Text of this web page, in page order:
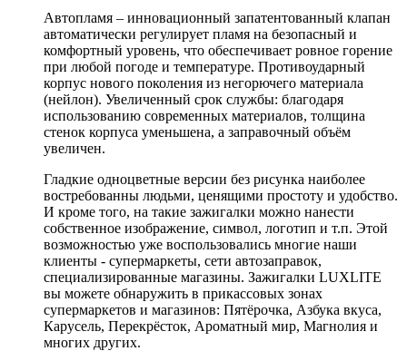
Автопламя – инновационный запатентованный клапан
автоматически регулирует пламя на безопасный и
комфортный уровень, что обеспечивает ровное горение
при любой погоде и температуре. Противоударный
корпус нового поколения из негорючего материала
(нейлон). Увеличенный срок службы: благодаря
использованию современных материалов, толщина
стенок корпуса уменьшена, а заправочный объём
увеличен.
Гладкие одноцветные версии без рисунка наиболее
востребованны людьми, ценящими простоту и удобство.
И кроме того, на такие зажигалки можно нанести
собственное изображение, символ, логотип и т.п. Этой
возможностью уже воспользовались многие наши
клиенты - супермаркеты, сети автозаправок,
специализированные магазины. Зажигалки LUXLITE
вы можете обнаружить в прикассовых зонах
супермаркетов и магазинов: Пятёрочка, Азбука вкуса,
Карусель, Перекрёсток, Ароматный мир, Магнолия и
многих других.